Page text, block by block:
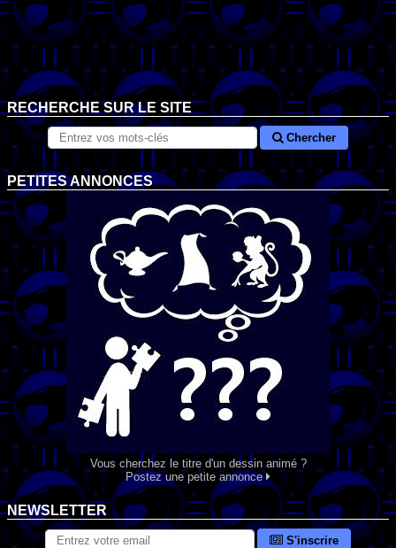
RECHERCHE SUR LE SITE
Chercher
PETITES ANNONCES
Vous cherchez le titre d'un dessin animé ?
Postez une petite annonce
NEWSLETTER
S'inscrire